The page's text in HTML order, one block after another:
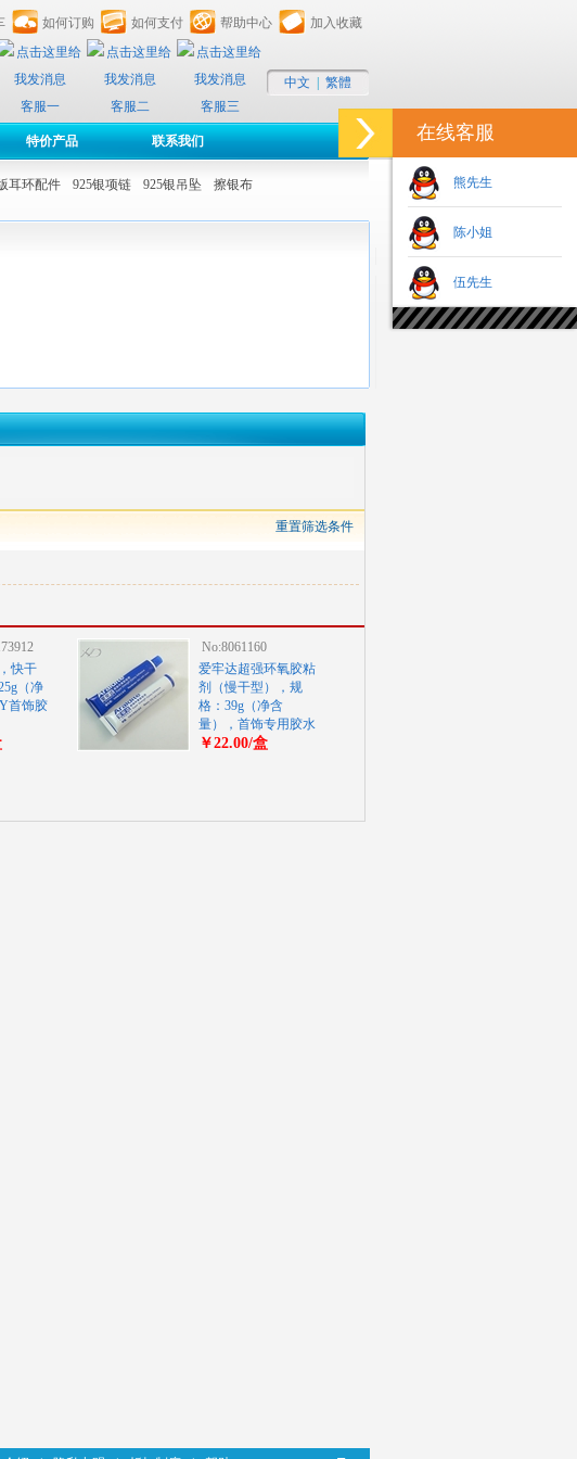
客服一 客服二 客服三
中文 繁體
如何订购 如何支付 帮助中心 加入收藏
特价产品 联系我们
耳环配件 925银项链 925银吊坠 擦银布
重置筛选条件
快干
（净
首饰胶
No:8061160
爱牢达超强环氧胶粘
剂（慢干型），规
格：39g（净含
量），首饰专用胶水
￥22.00/盒
在线客服
熊先生
陈小姐
伍先生